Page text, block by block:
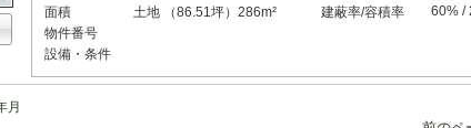
面積 土地 （86.51坪）286m² 建蔽率/容積率
60% /
物件番号
設備・条件
月